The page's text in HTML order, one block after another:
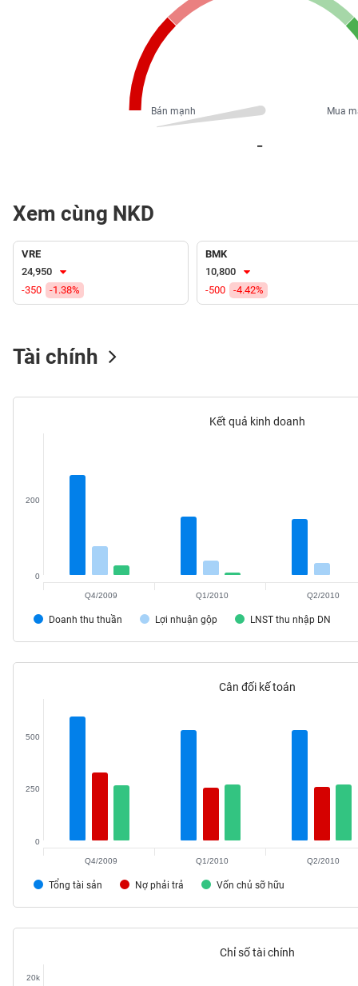
Mua
Bán mạnh
Xem cùng NKD
VRE
24,950
-350
-1.38%
BMK
10,800
-500
-4.42%
Tài chính
Kết quả kinh doanh
Doanh thu thuần Lợi nhuận gộp LNST thu nhập DN
0
200
Q4/2009 Q1/2010 Q2/2010
Cân đối kế toán
Tổng tài sản Nợ phải trả Vốn chủ sỡ hữu
0
250
500
Q4/2009 Q1/2010 Q2/2010
Chỉ số tài chính
20k
Ngành
(-)
VS-
SECTOR
VẬT
NGHIỆP
TIÊU
KHÔNG
TIÊU
THIẾT
CHĂM